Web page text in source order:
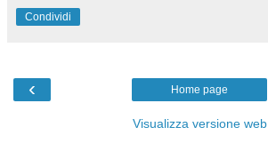
Condividi
‹ Home page
Visualizza versione web